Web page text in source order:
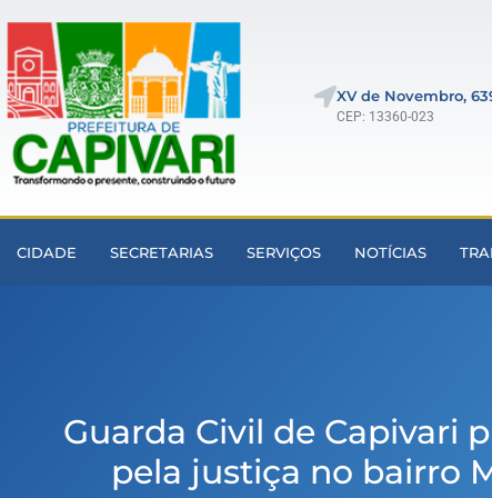
XV de Novembro,
CEP: 13360-023
CIDADE SECRETARIAS SERVIÇOS NOTÍCIAS
Guarda Civil de Capivari
pela justiça no bairro